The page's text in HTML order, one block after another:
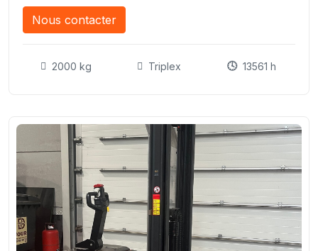
Nous contacter
2000 kg Triplex 13561 h